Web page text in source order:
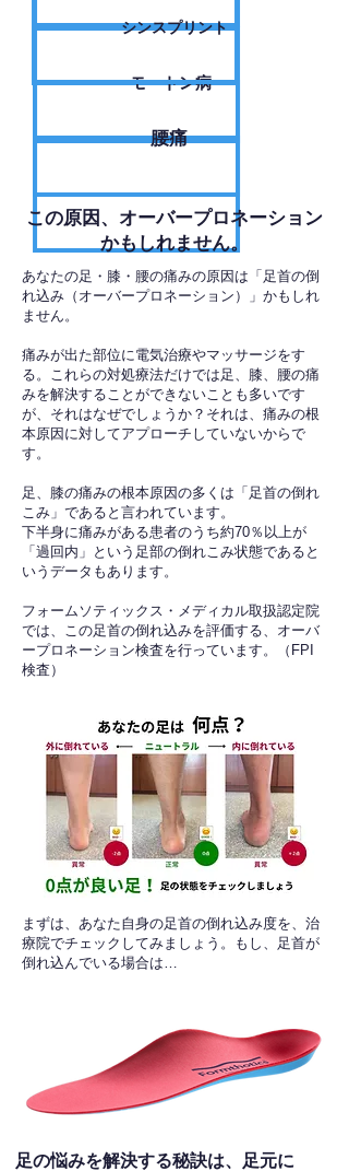
シンスプリント
モートン病
腰痛
​この原因、オーバープロネーション
かもしれません。
あなたの足・膝・腰の痛みの原因は「足首の倒
れ込み（オーバープロネーション）」かもしれ
ません。
痛みが出た部位に電気治療やマッサージをす
る。これらの対処療法だけでは足、膝、腰の痛
みを解決することができないことも多いです
が、それはなぜでしょうか？それは、痛みの根
本原因に対してアプローチしていないからで
す。
足、膝の痛みの根本原因の多くは「足首の倒れ
こみ」であると言われています。
下半身に痛みがある患者のうち約70％以上が
「過回内」という足部の倒れこみ状態であると
いうデータもあります。
フォームソティックス・メディカル取扱認定院
では、この足首の倒れ込みを評価する、オーバ
ープロネーション検査を行っています。（FPI
検査）​
​まずは、あなた自身の足首の倒れ込み度を、治
療院でチェックしてみましょう。もし、足首が
倒れ込んでいる場合は…
足の悩みを解決する秘訣は、足元に